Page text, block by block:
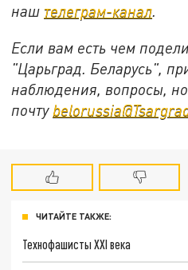
наш телеграм-канал.
Если вам есть чем
"Царьград. Беларусь",
наблюдения, вопросы,
почту
ЧИТАЙТЕ ТАКЖЕ:
Технофашисты XXI века